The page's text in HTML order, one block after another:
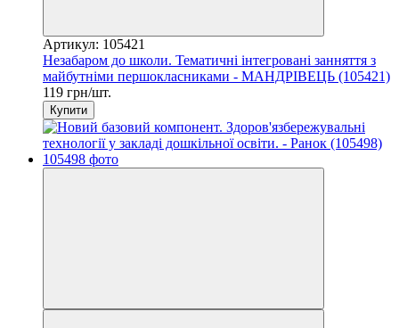
Артикул: 105421
Незабаром до школи. Тематичні інтегровані занняття з
майбутніми першокласниками - МАНДРІВЕЦЬ (105421)
119 грн/шт.
Купити